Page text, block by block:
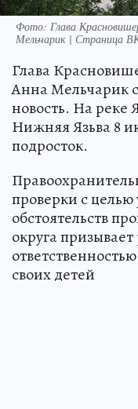
Фото: Глава
Мельчарик | Страница
Глава
Анна Мельчарик
новость. На реке
Нижняя Язьва 8
подросток.
проверки с целью
обстоятельств
округа
своих детей